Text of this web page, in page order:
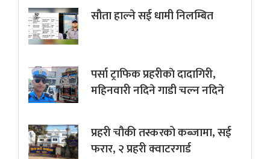
सौता हाल्ने सई धामी निलम्बित
पर्सा ट्राफिक प्रहरीकाे दादागिरी,
महिनवारी नदिने गाडी चल्न नदिने
प्रहरी चौकी तस्करको कब्जामा, सई
फरार, २ प्रहरी क्वाटरगार्ड